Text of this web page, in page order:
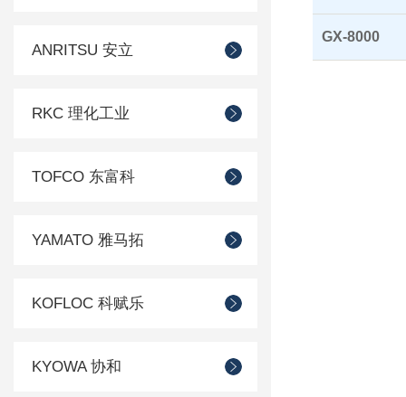
ANRITSU 安立
RKC 理化工业
TOFCO 东富科
YAMATO 雅马拓
KOFLOC 科赋乐
KYOWA 协和
GX-8000